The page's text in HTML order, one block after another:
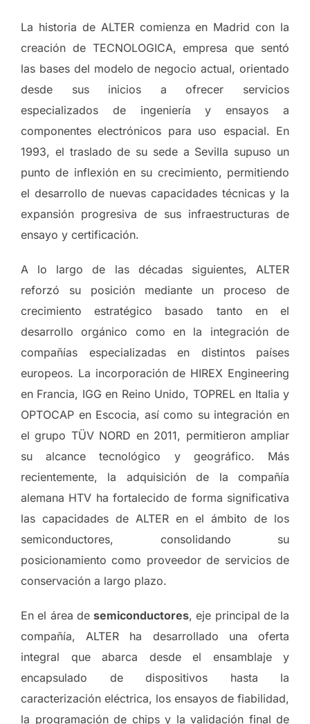
La historia de ALTER comienza en Madrid con la
creación de TECNOLOGICA, empresa que sentó
las bases del modelo de negocio actual, orientado
desde sus inicios a ofrecer servicios
especializados de ingeniería y ensayos a
componentes electrónicos para uso espacial. En
1993, el traslado de su sede a Sevilla supuso un
punto de inflexión en su crecimiento, permitiendo
el desarrollo de nuevas capacidades técnicas y la
expansión progresiva de sus infraestructuras de
ensayo y certificación.
A lo largo de las décadas siguientes, ALTER
reforzó su posición mediante un proceso de
crecimiento estratégico basado tanto en el
desarrollo orgánico como en la integración de
compañías especializadas en distintos países
europeos. La incorporación de HIREX Engineering
en Francia, IGG en Reino Unido, TOPREL en Italia y
OPTOCAP en Escocia, así como su integración en
el grupo TÜV NORD en 2011, permitieron ampliar
su alcance tecnológico y geográfico. Más
recientemente, la adquisición de la compañía
alemana HTV ha fortalecido de forma significativa
las capacidades de ALTER en el ámbito de los
semiconductores, consolidando su
posicionamiento como proveedor de servicios de
conservación a largo plazo.
En el área de semiconductores, eje principal de la
compañía, ALTER ha desarrollado una oferta
integral que abarca desde el ensamblaje y
encapsulado de dispositivos hasta la
caracterización eléctrica, los ensayos de fiabilidad,
la programación de chips y la validación final de